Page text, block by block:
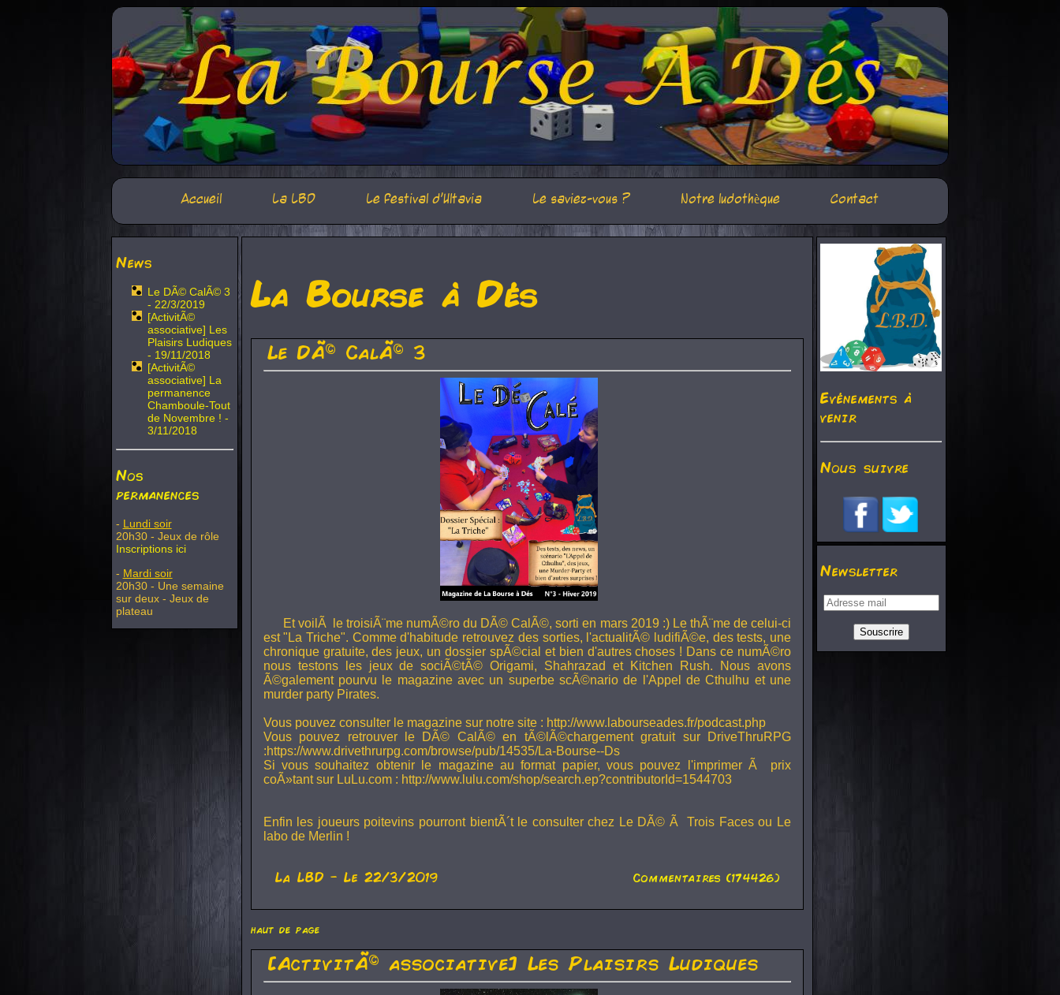
Accueil La LBD Le festival d'Ultavia Le saviez-vous ? Notre ludothèque Contact
News
Le DÃ© CalÃ© 3
- 22/3/2019
[ActivitÃ©
associative] Les
Plaisirs Ludiques
- 19/11/2018
[ActivitÃ©
associative] La
permanence
Chamboule-Tout
de Novembre ! -
3/11/2018
Nos
permanences
- Lundi soir
20h30 - Jeux de rôle
Inscriptions ici
- Mardi soir
20h30 - Une semaine
sur deux - Jeux de
plateau
La Bourse à Dés
Le DÃ© CalÃ© 3
Et voilÃ le troisiÃ¨me numÃ©ro du DÃ© CalÃ©, sorti en mars 2019 :) Le thÃ¨me de celui-ci
est "La Triche". Comme d'habitude retrouvez des sorties, l'actualitÃ© ludifiÃ©e, des tests, une
chronique gratuite, des jeux, un dossier spÃ©cial et bien d'autres choses ! Dans ce numÃ©ro
nous testons les jeux de sociÃ©tÃ© Origami, Shahrazad et Kitchen Rush. Nous avons
Ã©galement pourvu le magazine avec un superbe scÃ©nario de l'Appel de Cthulhu et une
murder party Pirates.
Vous pouvez consulter le magazine sur notre site : http://www.labourseades.fr/podcast.php
Vous pouvez retrouver le DÃ© CalÃ© en tÃ©lÃ©chargement gratuit sur DriveThruRPG
:https://www.drivethrurpg.com/browse/pub/14535/La-Bourse--Ds
Si vous souhaitez obtenir le magazine au format papier, vous pouvez l'imprimer Ã prix
coÃ»tant sur LuLu.com : http://www.lulu.com/shop/search.ep?contributorId=1544703
Enfin les joueurs poitevins pourront bientÃ´t le consulter chez Le DÃ© Ã Trois Faces ou Le
labo de Merlin !
La LBD - Le 22/3/2019 Commentaires (174426)
haut de page
[ActivitÃ© associative] Les Plaisirs Ludiques
Evénements à
venir
Nous suivre
Newsletter